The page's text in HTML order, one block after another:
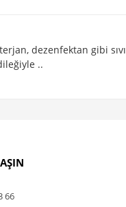
dezenfektan gibi sıvı
..
66